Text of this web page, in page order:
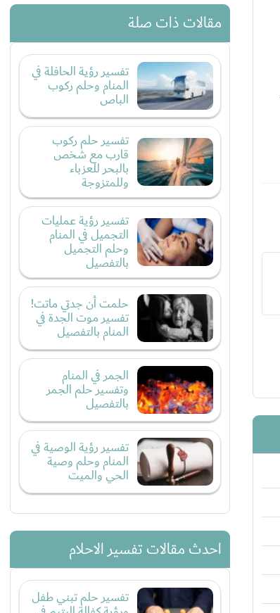
مقالات ذات صلة
تفسير رؤية الحافلة في
المنام وحلم ركوب
الباص
تفسير حلم ركوب
قارب مع شخص
بالبحر للعزباء
وللمتزوجة
تفسير رؤية عمليات
التجميل في المنام
وحلم التجميل
بالتفصيل
حلمت أن جدتي ماتت!
تفسير موت الجدة في
المنام بالتفصيل
الجمر في المنام
وتفسير حلم الجمر
بالتفصيل
تفسير رؤية الوصية في
المنام وحلم وصية
الحي والميت
احدث مقالات تفسير الاحلام
تفسير حلم تبني طفل